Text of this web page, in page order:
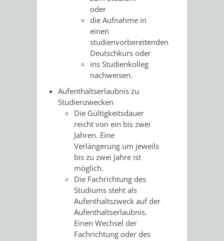
oder
die Aufnahme in
einen
studienvorbereitenden
Deutschkurs oder
ins Studienkolleg
nachweisen.
Aufenthaltserlaubnis zu
Studienzwecken
Die Gültigkeitsdauer
reicht von ein bis zwei
Jahren. Eine
Verlängerung um jeweils
bis zu zwei Jahre ist
möglich.
Die Fachrichtung des
Studiums steht als
Aufenthaltszweck auf der
Aufenthaltserlaubnis.
Einen Wechsel der
Fachrichtung oder des